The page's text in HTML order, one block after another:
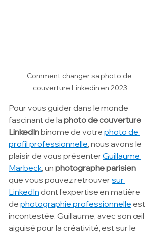
Comment changer sa photo de
couverture Linkedin en 2023
Pour vous guider dans le monde
fascinant de la photo de couverture
LinkedIn binome de votre photo de
profil professionnelle, nous avons le
plaisir de vous présenter Guillaume
Marbeck, un photographe parisien
que vous pouvez retrouver sur
LinkedIn dont l'expertise en matière
de photographie professionnelle est
incontestée. Guillaume, avec son œil
aiguisé pour la créativité, est sur le